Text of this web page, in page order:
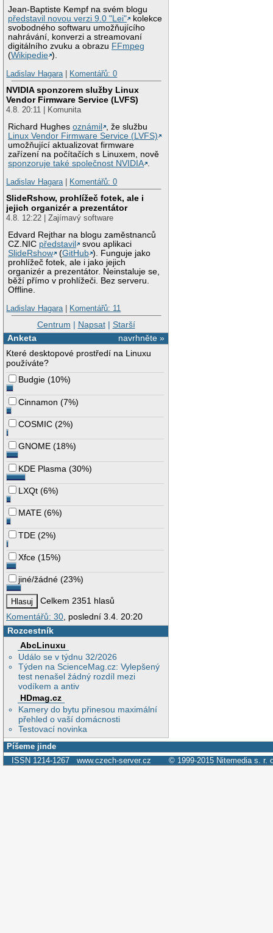
Jean-Baptiste Kempf na svém blogu
představil novou verzi 9.0 "Lei"
kolekce
svobodného softwaru umožňujícího
nahrávání, konverzi a streamovaní
digitálního zvuku a obrazu FFmpeg
(Wikipedie ).
Ladislav Hagara| Komentářů: 0
NVIDIA sponzorem služby Linux
Vendor Firmware Service (LVFS)
4.8. 20:11 | Komunita
Richard Hughesoznámil
, že službu
Linux Vendor Firmware Service (LVFS)
umožňující aktualizovat firmware
zařízení na počítačích s Linuxem, nově
sponzoruje také společnost NVIDIA .
Ladislav Hagara| Komentářů: 0
SlideRshow, prohlížeč fotek, ale i
jejich organizér a prezentátor
4.8. 12:22 | Zajímavý software
Edvard Rejthar na blogu zaměstnanců
CZ.NIC představil
svou aplikaci
SlideRshow
(GitHub ). Funguje jako
prohlížeč fotek, ale i jako jejich
organizér a prezentátor. Neinstaluje se,
běží přímo v prohlížeči. Bez serveru.
Offline.
Ladislav Hagara| Komentářů: 11
Centrum | Napsat| Starší
navrhněte »
Anketa
Které desktopové prostředí na Linuxu
používáte?
Budgie (10%)
Cinnamon (7%)
COSMIC (2%)
GNOME (18%)
KDE Plasma (30%)
LXQt (6%)
MATE (6%)
TDE (2%)
Xfce (15%)
jiné/žádné (23%)
Celkem 2351 hlasů
Komentářů: 30 , poslední 3.4. 20:20
Rozcestník
AbcLinuxu
Událo se v týdnu 32/2026
Týden na ScienceMag.cz: Vylepšený
test nenašel žádný rozdíl mezi
vodíkem a antiv
HDmag.cz
Kamery do bytu přinesou maximální
přehled o vaší domácnosti
Testovací novinka
Píšeme jinde
ISSN 1214-1267 www.czech-server.cz © 1999-2015 Nitemedia s. r.